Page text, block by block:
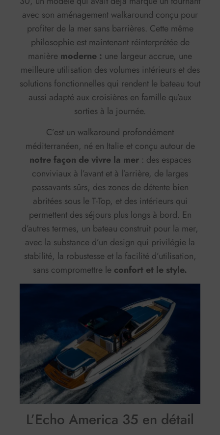
avec son aménagement walkaround conçu pour
profiter de la mer sans barrières. Cette même
philosophie est maintenant réinterprétée de
manière moderne : une largeur accrue, une
meilleure utilisation des volumes intérieurs et des
solutions fonctionnelles qui rendent le bateau tout
aussi adapté aux croisières en famille qu’aux
sorties à la journée.
C’est un walkaround profondément
méditerranéen, né en Italie et conçu autour de
notre façon de vivre la mer: des espaces
conviviaux à l’avant et à l’arrière, de larges
passavants sûrs, des zones de détente bien
abritées sous le T-Top, et des intérieurs qui
permettent des séjours plus longs à bord. En
d’autres termes, un bateau construit pour la mer,
avec la substance d’un design qui privilégie la
stabilité, la robustesse et la facilité d’utilisation,
sans compromettre le confort et le style.
L’Echo America 35 en détail